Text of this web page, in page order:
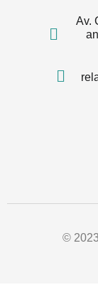
Av.
©